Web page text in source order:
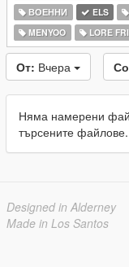
ВОЕННИ
ELS
MENYOO
LORE
От: Вчера
Няма намерени
търсените файлове.
Designed in Alderney
Made in Los Santos